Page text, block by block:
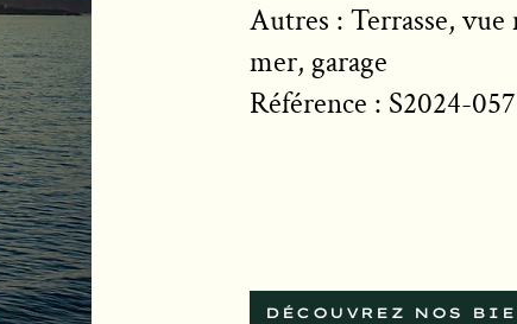
Autres : Terrasse, vue
mer, garage
Référence : S2024-057
DÉCOUVREZ NOS